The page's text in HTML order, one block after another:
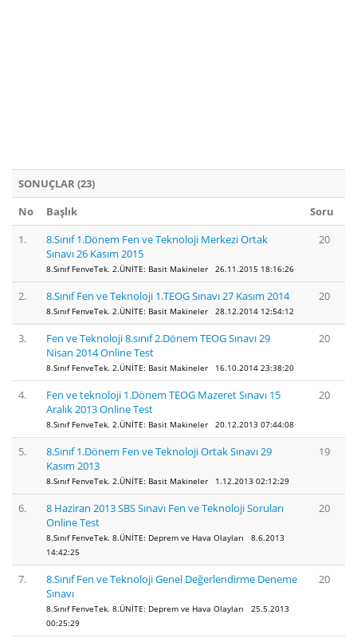
SONUÇLAR (23)
No
Başlık
Soru
1.
8.Sınıf 1.Dönem Fen ve Teknoloji Merkezi Ortak
Sınavı 26 Kasım 2015
8.Sınıf FenveTek. 2.ÜNİTE: Basit Makineler 26.11.2015 18:16:26
20
2. 8.Sınıf Fen ve Teknoloji 1.TEOG Sınavı 27 Kasım 2014
8.Sınıf FenveTek. 2.ÜNİTE: Basit Makineler 28.12.2014 12:54:12
20
3.
Fen ve Teknoloji 8.sınıf 2.Dönem TEOG Sınavı 29
Nisan 2014 Online Test
8.Sınıf FenveTek. 2.ÜNİTE: Basit Makineler 16.10.2014 23:38:20
20
4.
Fen ve teknoloji 1.Dönem TEOG Mazeret Sınavı 15
Aralık 2013 Online Test
8.Sınıf FenveTek. 2.ÜNİTE: Basit Makineler 20.12.2013 07:44:08
20
5.
8.Sınıf 1.Dönem Fen ve Teknoloji Ortak Sınavı 29
Kasım 2013
8.Sınıf FenveTek. 2.ÜNİTE: Basit Makineler 1.12.2013 02:12:29
19
6.
8 Haziran 2013 SBS Sınavı Fen ve Teknoloji Soruları
Online Test
8.Sınıf FenveTek. 8.ÜNİTE: Deprem ve Hava Olayları 8.6.2013
14:42:25
20
7.
8.Sınıf Fen ve Teknoloji Genel Değerlendirme Deneme
Sınavı
8.Sınıf FenveTek. 8.ÜNİTE: Deprem ve Hava Olayları 25.5.2013
00:25:29
20